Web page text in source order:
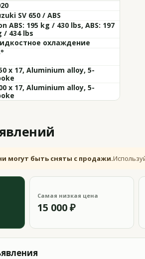
SV 650 / ABS
ABS: 195 kg / 430 lbs, ABS: 197
/ 434 lbs
охлаждение
x 17, Aluminium alloy, 5-
x 17, Aluminium alloy, 5-
могут быть сняты с продажи.
Самая низкая цена
15 000 ₽